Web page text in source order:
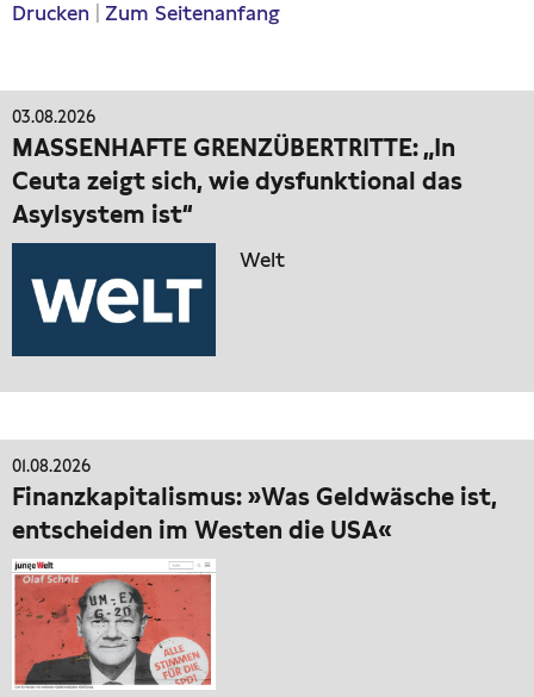
Drucken Zum Seitenanfang
03.08.2026
MASSENHAFTE GRENZÜBERTRITTE: „In
Ceuta zeigt sich, wie dysfunktional das
Asylsystem ist“
Welt
01.08.2026
Finanzkapitalismus: »Was Geldwäsche ist,
entscheiden im Westen die USA«